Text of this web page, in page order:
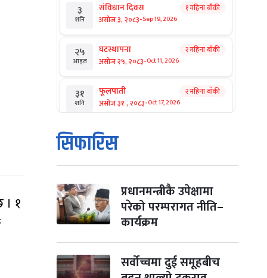
१
३
शनि
संविधान दिवस
असोज ३, २०८३-Sep 19, 2026
१ महिना बाँकी
२५
आइत
घटस्थापना
असोज २५, २०८३-Oct 11, 2026
२ महिना बाँकी
३१
शनि
फूलपाती
असोज ३१ , २०८३-Oct 17, 2026
२ महिना बाँकी
१
आइत
कार्तिक सङ्क्रान्ति
कार्तिक १, २०८३
मंगल कार्तिक ३, २०८३-Oct 20, 2026
४ विजयादशमी
कार्तिक ४, २०८३-Oct 21, 2026
५
बिहि
पापा‌ङ्कुशा एकादशी व्रत
कार्तिक ५, २०८३ - Oct 22, 2026
२ महिना बाँकी
सिफारिस
प्रधानमन्त्रीकै उपेक्षामा
परेको परम्परागत नीति–
कार्यक्रम
सर्वोच्चमा दुई समूहबीच